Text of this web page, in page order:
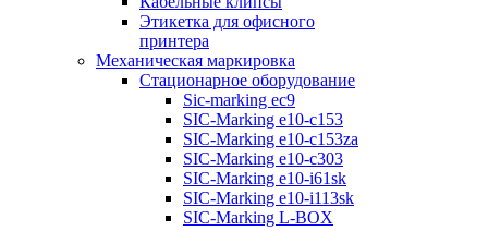
Этикетка для офисного
принтера
Механическая маркировка
Стационарное оборудование
Sic-marking ec9
SIC-Marking e10-c153
SIC-Marking e10-c153za
SIC-Marking e10-c303
SIC-Marking e10-i61sk
SIC-Marking e10-i113sk
SIC-Marking L-BOX